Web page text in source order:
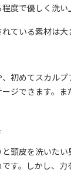
程度で優しく洗
ている素材は大
初めてスカル
ジできます。
頭皮を洗いた
す。しかし、